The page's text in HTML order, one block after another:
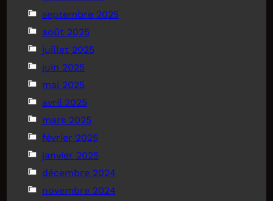
septembre 2025
août 2025
juillet 2025
juin 2025
mai 2025
avril 2025
mars 2025
février 2025
janvier 2025
décembre 2024
novembre 2024